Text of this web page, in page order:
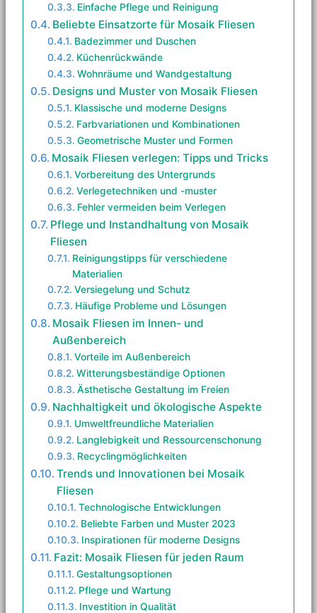
Einfache Pflege und Reinigung
Beliebte Einsatzorte für Mosaik Fliesen
Badezimmer und Duschen
Küchenrückwände
Wohnräume und Wandgestaltung
Designs und Muster von Mosaik Fliesen
Klassische und moderne Designs
Farbvariationen und Kombinationen
Geometrische Muster und Formen
Mosaik Fliesen verlegen: Tipps und Tricks
Vorbereitung des Untergrunds
Verlegetechniken und -muster
Fehler vermeiden beim Verlegen
Pflege und Instandhaltung von Mosaik
Fliesen
Reinigungstipps für verschiedene
Materialien
Versiegelung und Schutz
Häufige Probleme und Lösungen
Mosaik Fliesen im Innen- und
Außenbereich
Vorteile im Außenbereich
Witterungsbeständige Optionen
Ästhetische Gestaltung im Freien
Nachhaltigkeit und ökologische Aspekte
Umweltfreundliche Materialien
Langlebigkeit und Ressourcenschonung
Recyclingmöglichkeiten
Trends und Innovationen bei Mosaik
Fliesen
Technologische Entwicklungen
Beliebte Farben und Muster 2023
Inspirationen für moderne Designs
Fazit: Mosaik Fliesen für jeden Raum
Gestaltungsoptionen
Pflege und Wartung
Investition in Qualität